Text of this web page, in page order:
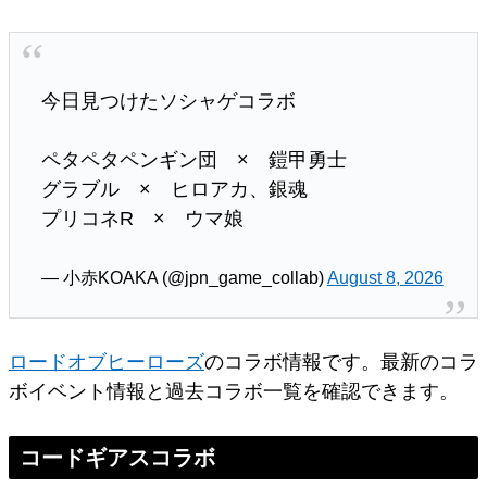
今日見つけたソシャゲコラボ
ペタペタペンギン団 × 鎧甲勇士
グラブル × ヒロアカ、銀魂
プリコネR × ウマ娘
— 小赤KOAKA (@jpn_game_collab)August 8, 2026
ロードオブヒーローズのコラボ情報です。最新のコラ
ボイベント情報と過去コラボ一覧を確認できます。
コードギアスコラボ